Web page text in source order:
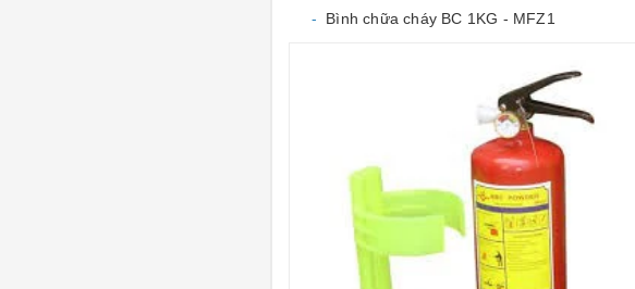
- Bình chữa cháy BC 1KG - MFZ1